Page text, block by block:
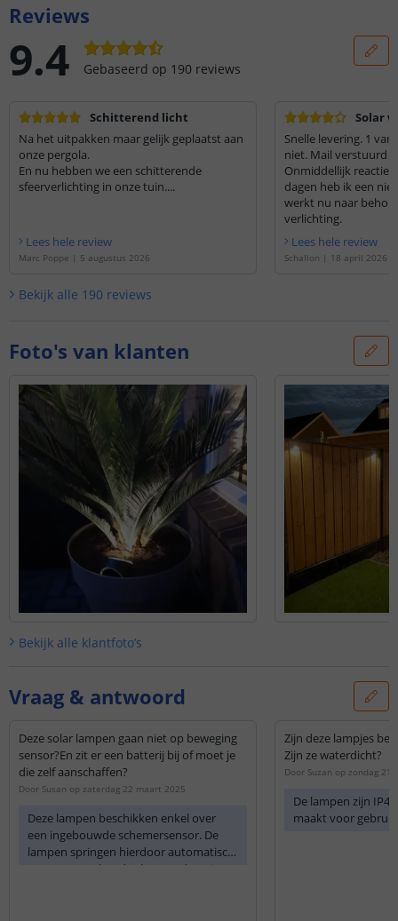
Reviews
9.4 Gebaseerd op 190 reviews
Schitterend licht
Na het uitpakken maar gelijk geplaatst aan
onze pergola.
En nu hebben we een schitterende
sfeerverlichting in onze tuin....
Lees hele review
Marc Poppe | 5 augustus 2026
Solar
Snelle levering. 1
niet. Mail verstuurd
Onmiddellijk reactie
dagen heb ik een
werkt nu naar
verlichting.
Lees hele review
Schallon | 18 april 2026
Bekijk alle 190 reviews
Foto's van klanten
Bekijk alle klantfoto’s
Vraag & antwoord
Deze solar lampen gaan niet op beweging
sensor?En zit er een batterij bij of moet je
die zelf aanschaffen?
Door Susan op zaterdag 22 maart 2025
Deze lampen beschikken enkel over
een ingebouwde schemersensor. De
lampen springen hierdoor automatisch
aan wanneer het donker word. Er zit
Zijn deze lampjes
Zijn ze waterdicht?
Door Suzan op zondag 21
De lampen zijn
maakt voor